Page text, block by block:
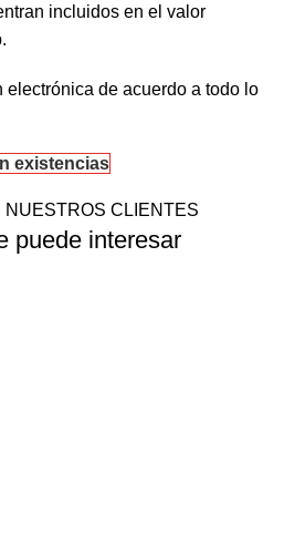
incluidos en el valor
de acuerdo a todo lo
existencias
NUESTROS CLIENTES
puede interesar